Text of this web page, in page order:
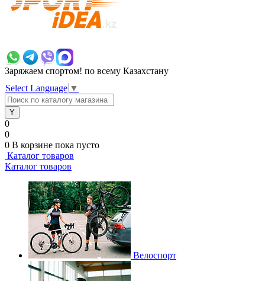
Заряжаем спортом! по всему Казахстану
Select Language ▼
0
0
0 В корзине пока пусто
Каталог товаров
Каталог товаров
Велоспорт